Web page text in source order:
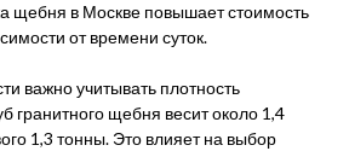
щебня в Москве повышает стоимость
от времени суток.
важно учитывать плотность
гранитного щебня весит около 1,4
1,3 тонны. Это влияет на выбор